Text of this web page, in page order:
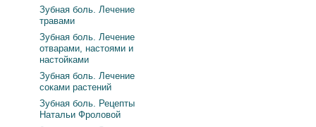
Зубная боль. Лечение
травами
Зубная боль. Лечение
отварами, настоями и
настойками
Зубная боль. Лечение
соками растений
Зубная боль. Рецепты
Натальи Фроловой